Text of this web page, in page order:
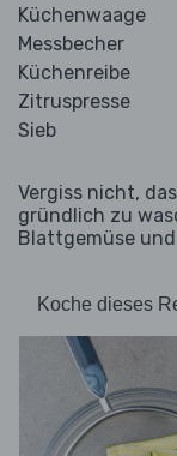
Küchenwaage
Messbecher
Küchenreibe
Zitruspresse
Sieb
Vergiss nicht,
gründlich zu
Blattgemüse
Koche dieses